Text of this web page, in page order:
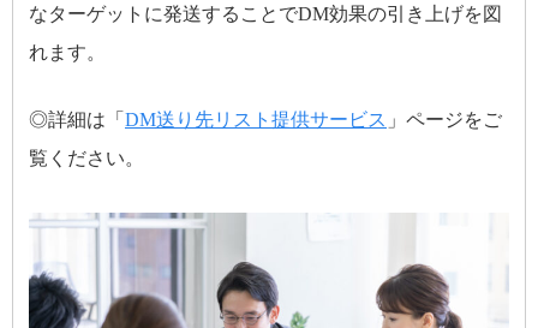
なターゲットに発送することでDM効果の引き上げを図
れます。
◎詳細は「 DM送り先リスト提供サービス 」ページをご
覧ください。